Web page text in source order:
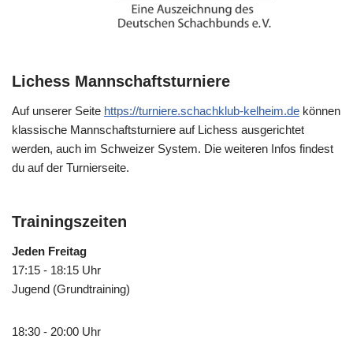
Lichess Mannschaftsturniere
Auf unserer Seite https://turniere.schachklub-kelheim.de können
klassische Mannschaftsturniere auf Lichess ausgerichtet
werden, auch im Schweizer System. Die weiteren Infos findest
du auf der Turnierseite.
Trainingszeiten
Jeden Freitag
17:15 - 18:15 Uhr
Jugend (Grundtraining)
18:30 - 20:00 Uhr